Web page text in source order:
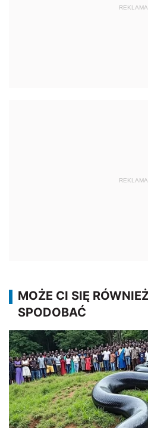
REKLAMA
REKLAMA